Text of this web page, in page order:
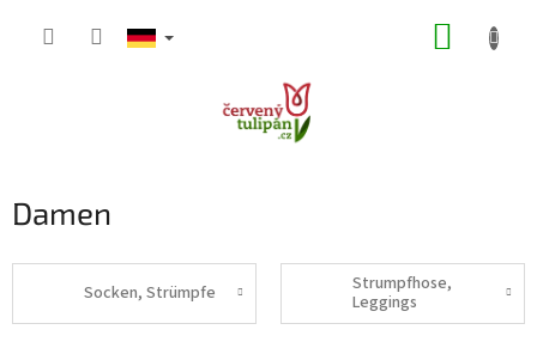
Damen
Socken, Strümpfe
Strumpfhose,
Leggings